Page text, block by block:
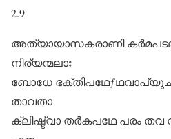
2.9
അത്യായാസകരാണി
നിര്യന്മലാഃ
ബോധേ
താവതാ
ക്ലിഷ്ട്വാ തർകപഥേ പരം